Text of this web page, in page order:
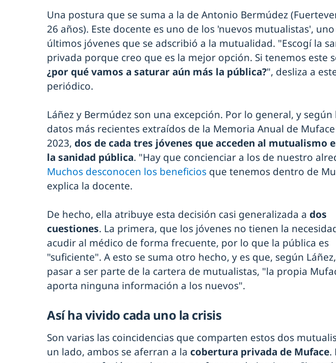
Una postura que se suma a la de Antonio Bermúdez
26 años). Este docente es uno de los 'nuevos mutualistas',
últimos jóvenes que se adscribió a la mutualidad. "Escogí la
privada porque creo que es la mejor opción. Si tenemos este
¿por qué vamos a saturar aún más la pública?", desliza a
periódico.
Láñez y Bermúdez son una excepción. Por lo general, y según
datos más recientes extraídos de la Memoria Anual de
2023, dos de cada tres jóvenes que acceden al mutualismo
la sanidad pública. "Hay que concienciar a los de nuestro
Muchos desconocen los beneficios que tenemos dentro de
explica la docente.
De hecho, ella atribuye esta decisión casi generalizada a dos
cuestiones. La primera, que los jóvenes no tienen la
acudir al médico de forma frecuente, por lo que la pública es
"suficiente". A esto se suma otro hecho, y es que, según
pasar a ser parte de la cartera de mutualistas, "la propia
aporta ninguna información a los nuevos".
Así ha vivido cada uno la crisis
Son varias las coincidencias que comparten estos dos
un lado, ambos se aferran a la cobertura privada de Muface.